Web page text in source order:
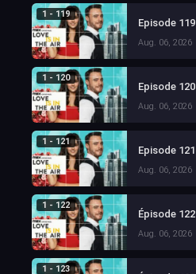
1 - 119
Episode 119
Aug. 06, 2026
1 - 120
Episode 120
Aug. 06, 2026
1 - 121
Episode 121
Aug. 06, 2026
1 - 122
Épisode 122
Aug. 06, 2026
1 - 123